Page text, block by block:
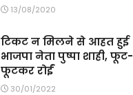
13/08/2020
टिकट न मिलने से आहत हुई
भाजपा नेता पुष्पा शाही, फूट-
फूटकर रोईं
30/01/2022